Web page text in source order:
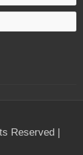
Reserved |